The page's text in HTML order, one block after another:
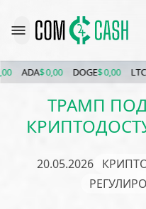
ADA $ 0,00 DOGE$ 0,00 LTC $
ТРАМП
20.05.2026